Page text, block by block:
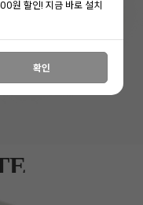
원 할인! 지금 바로 설치
확인